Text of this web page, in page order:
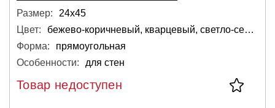
Размер:
24х45
Цвет:
бежево-коричневый, кварцевый, светло-серый, серый, тёмный, коричневый
Форма:
прямоугольная
Особенности:
для стен
Товар недоступен